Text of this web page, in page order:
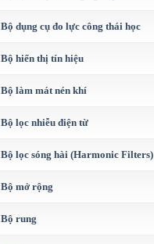
Bộ dụng cụ đo lực công thái học
Bộ hiển thị tín hiệu
Bộ làm mát nén khí
Bộ lọc nhiễu điện từ
Bộ lọc sóng hài (Harmonic Filters)
Bộ mở rộng
Bộ rung